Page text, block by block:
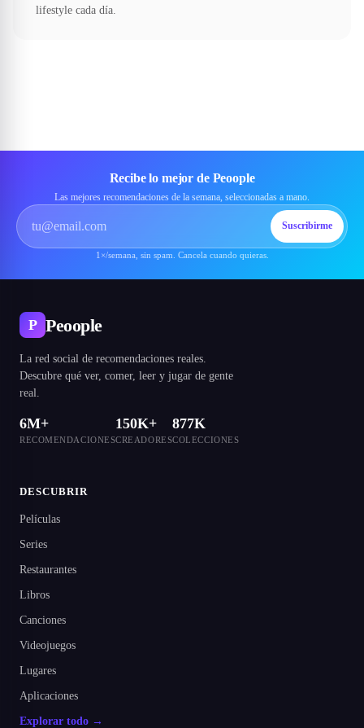
lifestyle cada día.
Recibe lo mejor de Peoople
Las mejores recomendaciones de la semana, seleccionadas a mano.
Suscribirme
1×/semana, sin spam. Cancela cuando quieras.
P Peoople
La red social de recomendaciones reales.
Descubre qué ver, comer, leer y jugar de gente
real.
6M+
RECOMENDACIONES
150K+
CREADORES
877K
COLECCIONES
DESCUBRIR
Películas
Series
Restaurantes
Libros
Canciones
Videojuegos
Lugares
Aplicaciones
Explorar todo →